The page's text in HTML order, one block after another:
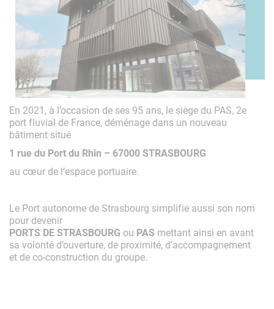
En 2021, à l’occasion de ses 95 ans, le siège du PAS, 2e
port fluvial de France, déménage dans un nouveau
bâtiment situé
1 rue du Port du Rhin – 67000 STRASBOURG
au cœur de l’espace portuaire.
Le Port autonome de Strasbourg simplifie aussi son nom
pour devenir
PORTS DE STRASBOURG ou PAS mettant ainsi en avant
sa volonté d’ouverture, de proximité, d’accompagnement
et de co-construction du groupe.